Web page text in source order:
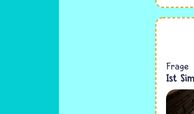
Frage
Ist